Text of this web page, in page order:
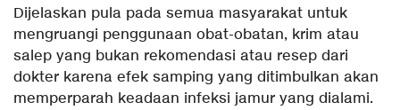
Dijelaskan pula pada semua masyarakat untuk
mengruangi penggunaan obat-obatan, krim atau
salep yang bukan rekomendasi atau resep dari
dokter karena efek samping yang ditimbulkan akan
memperparah keadaan infeksi jamur yang dialami.